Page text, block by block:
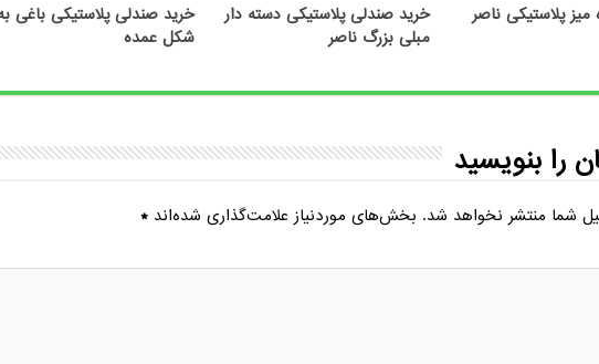
پلاستیکی ناصر
خرید صندلی پلاستیکی دسته دار
مبلی بزرگ ناصر
خرید صندلی پلاستیکی باغی
شکل عمده
را بنویسید
شما منتشر نخواهد شد. بخش‌های موردنیاز علامت‌گذاری شده‌اند*